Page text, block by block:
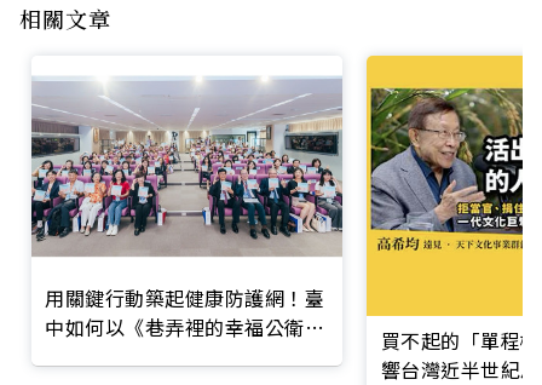
相關文章
用關鍵行動築起健康防護網！臺
中如何以《巷弄裡的幸福公衛》
買不起的「單程
響台灣近半世紀